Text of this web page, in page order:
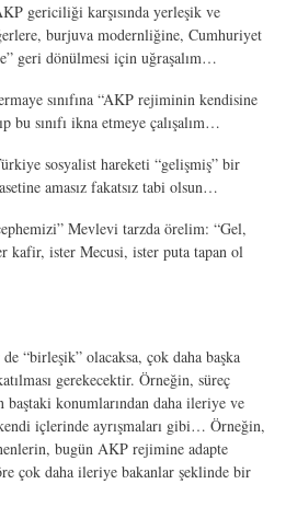
gericiliği karşısında yerleşik ve
burjuva modernliğine, Cumhuriyet
geri dönülmesi için uğraşalım…
sınıfına “AKP rejiminin kendisine
bu sınıfı ikna etmeye çalışalım…
sosyalist hareketi “gelişmiş” bir
amasız fakatsız tabi olsun…
Mevlevi tarzda örelim: “Gel,
kafir, ister Mecusi, ister puta tapan ol
“birleşik” olacaksa, çok daha başka
gerekecektir. Örneğin, süreç
konumlarından daha ileriye ve
içlerinde ayrışmaları gibi… Örneğin,
bugün AKP rejimine adapte
çok daha ileriye bakanlar şeklinde bir